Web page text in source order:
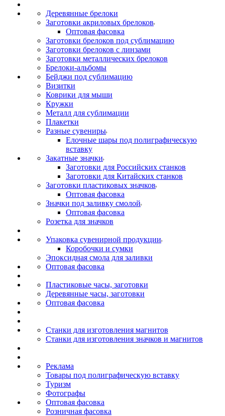
Деревянные брелоки
Заготовки акриловых брелоков
Оптовая фасовка
Заготовки брелоков под сублимацию
Заготовки брелоков с линзами
Заготовки металлических брелоков
Брелоки-альбомы
Бейджи под сублимацию
Визитки
Коврики для мыши
Кружки
Металл для сублимации
Плакетки
Разные сувениры
Елочные шары под полиграфическую
вставку
Закатные значки
Заготовки для Российских станков
Заготовки для Китайских станков
Заготовки пластиковых значков
Оптовая фасовка
Значки под заливку смолой
Оптовая фасовка
Розетка для значков
Упаковка сувенирной продукции
Коробочки и сумки
Эпоксидная смола для заливки
Оптовая фасовка
Пластиковые часы, заготовки
Деревянные часы, заготовки
Оптовая фасовка
Станки для изготовления магнитов
Станки для изготовления значков и магнитов
Реклама
Товары под полиграфическую вставку
Туризм
Фотографы
Оптовая фасовка
Розничная фасовка